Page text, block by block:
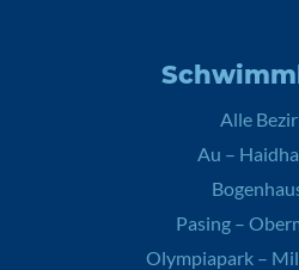
Alle
Au –
Pasing –
Olympiapark –